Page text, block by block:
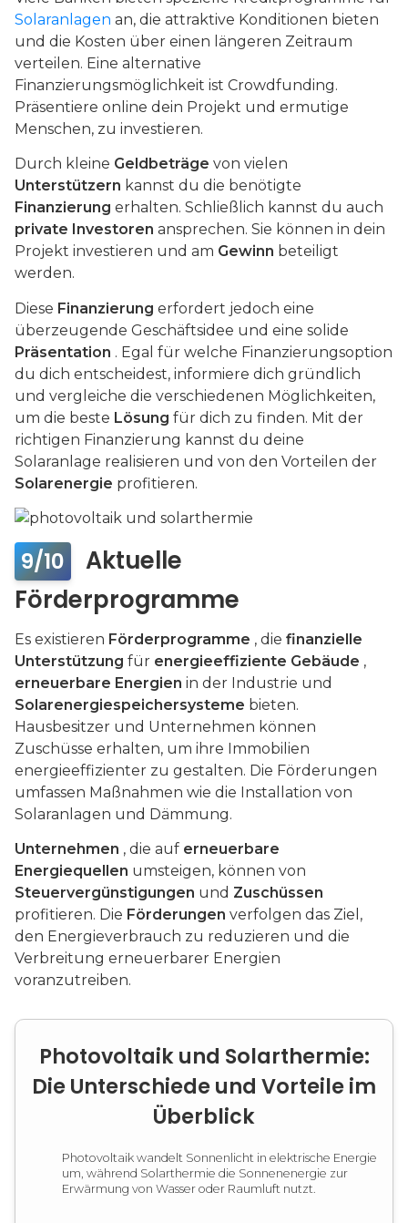
Solaranlagen an, die attraktive Konditionen bieten
und die Kosten über einen längeren Zeitraum
verteilen. Eine alternative
Finanzierungsmöglichkeit ist Crowdfunding.
Präsentiere online dein Projekt und ermutige
Menschen, zu investieren.
Durch kleine Geldbeträge von vielen
Unterstützern kannst du die benötigte
Finanzierung erhalten. Schließlich kannst du auch
private Investoren ansprechen. Sie können in dein
Projekt investieren und am Gewinn beteiligt
werden.
Diese Finanzierung erfordert jedoch eine
überzeugende Geschäftsidee und eine solide
Präsentation . Egal für welche Finanzierungsoption
du dich entscheidest, informiere dich gründlich
und vergleiche die verschiedenen Möglichkeiten,
um die beste Lösung für dich zu finden. Mit der
richtigen Finanzierung kannst du deine
Solaranlage realisieren und von den Vorteilen der
Solarenergie profitieren.
9/10
Aktuelle
Förderprogramme
Es existieren Förderprogramme , die finanzielle
Unterstützung für energieeffiziente Gebäude ,
erneuerbare Energien in der Industrie und
Solarenergiespeichersysteme bieten.
Hausbesitzer und Unternehmen können
Zuschüsse erhalten, um ihre Immobilien
energieeffizienter zu gestalten. Die Förderungen
umfassen Maßnahmen wie die Installation von
Solaranlagen und Dämmung.
Unternehmen , die auf erneuerbare
Energiequellen umsteigen, können von
Steuervergünstigungen und Zuschüssen
profitieren. Die Förderungen verfolgen das Ziel,
den Energieverbrauch zu reduzieren und die
Verbreitung erneuerbarer Energien
voranzutreiben.
Photovoltaik und Solarthermie:
Die Unterschiede und Vorteile im
Überblick
Photovoltaik wandelt Sonnenlicht in elektrische Energie
um, während Solarthermie die Sonnenenergie zur
Erwärmung von Wasser oder Raumluft nutzt.